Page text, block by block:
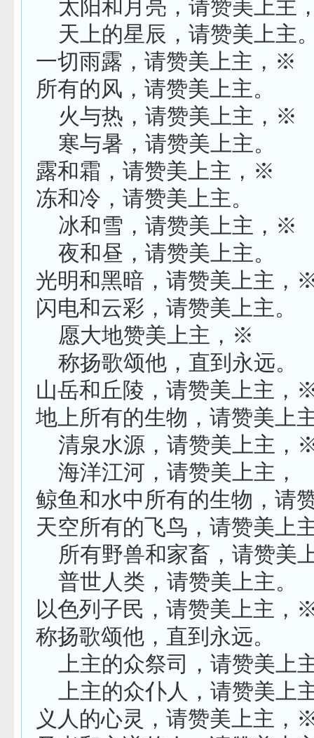
太阳和月亮，请赞美上主
天上的星辰，请赞美上主
一切雨露，请赞美上主，※
所有的风，请赞美上主。
火与热，请赞美上主，※
寒与暑，请赞美上主。
露和霜，请赞美上主，※
冻和冷，请赞美上主。
冰和雪，请赞美上主，※
夜和昼，请赞美上主。
光明和黑暗，请赞美上主，
闪电和云彩，请赞美上主。
愿大地赞美上主，※
称扬歌颂他，直到永远。
山岳和丘陵，请赞美上主，
地上所有的生物，请赞美上
清泉水源，请赞美上主，
海洋江河，请赞美上主，
鲸鱼和水中所有的生物，请
天空所有的飞鸟，请赞美上
所有野兽和家畜，请赞美
普世人类，请赞美上主。
以色列子民，请赞美上主，
称扬歌颂他，直到永远。
上主的众祭司，请赞美上
上主的众仆人，请赞美上
义人的心灵，请赞美上主，